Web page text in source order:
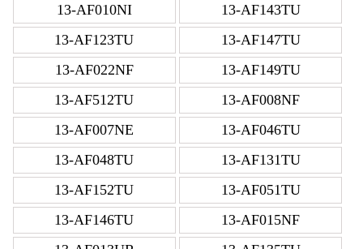
13-AF010NI
13-AF143TU
13-AF123TU
13-AF147TU
13-AF022NF
13-AF149TU
13-AF512TU
13-AF008NF
13-AF007NE
13-AF046TU
13-AF048TU
13-AF131TU
13-AF152TU
13-AF051TU
13-AF146TU
13-AF015NF